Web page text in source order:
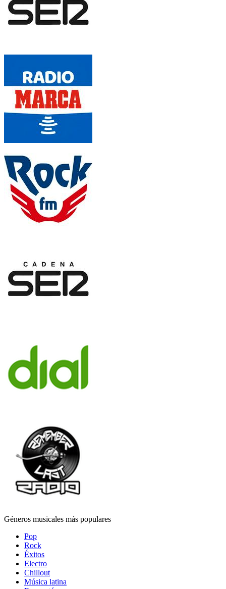
Géneros musicales más populares
Pop
Rock
Éxitos
Electro
Chillout
Música latina